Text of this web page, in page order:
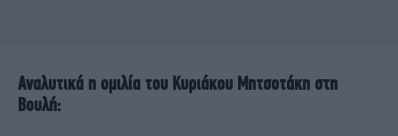
Αναλυτικά η ομιλία του Κυριάκου Μητσοτάκη στη
Βουλή: